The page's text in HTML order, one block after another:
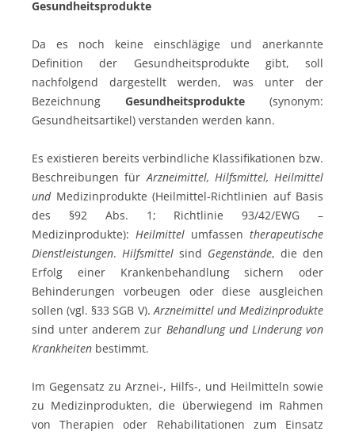
Gesundheitsprodukte
Da es noch keine einschlägige und anerkannte
Definition der Gesundheitsprodukte gibt, soll
nachfolgend dargestellt werden, was unter der
Bezeichnung Gesundheitsprodukte (synonym:
Gesundheitsartikel) verstanden werden kann.
Es existieren bereits verbindliche Klassifikationen bzw.
Beschreibungen fürArzneimittel, Hilfsmittel, Heilmittel
undMedizinprodukte (Heilmittel-Richtlinien auf Basis
des §92 Abs. 1; Richtlinie 93/42/EWG –
Medizinprodukte): Heilmittel umfassen therapeutische
Dienstleistungen. Hilfsmittel sind Gegenstände, die den
Erfolg einer Krankenbehandlung sichern oder
Behinderungen vorbeugen oder diese ausgleichen
sollen (vgl. §33 SGB V).Arzneimittel und Medizinprodukte
sind unter anderem zur Behandlung undLinderung von
Krankheiten bestimmt.
Im Gegensatz zu Arznei-, Hilfs-, und Heilmitteln sowie
zu Medizinprodukten, die überwiegend im Rahmen
von Therapien oder Rehabilitationen zum Einsatz